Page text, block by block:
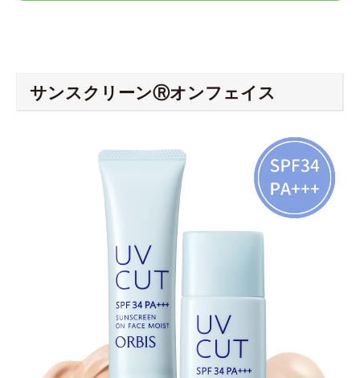
サンスクリーンⓇオンフェイス